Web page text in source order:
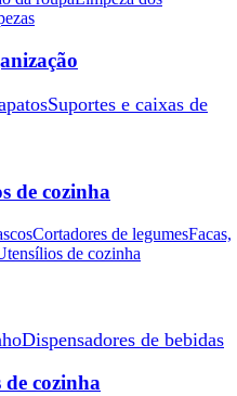
Suportes e caixas de
de cozinha
Cortadores de legumesFacas,
de cozinha
Dispensadores de bebidas
de cozinha